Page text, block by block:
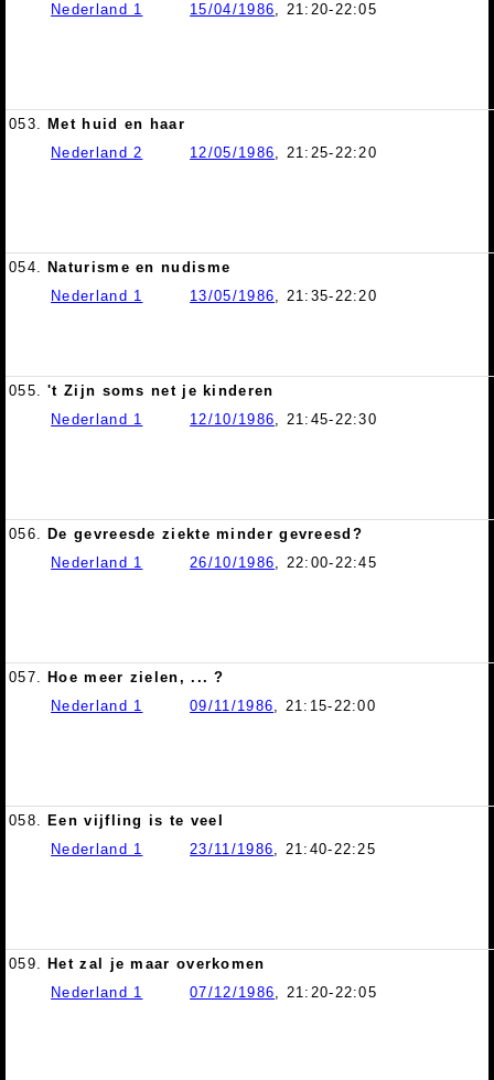
Nederland 1
15/04/1986, 21:20-22:05
053. Met huid en haar
Nederland 2
12/05/1986, 21:25-22:20
054. Naturisme en nudisme
Nederland 1
13/05/1986, 21:35-22:20
055. 't Zijn soms net je kinderen
Nederland 1
12/10/1986, 21:45-22:30
056. De gevreesde ziekte minder gevreesd?
Nederland 1
26/10/1986, 22:00-22:45
057. Hoe meer zielen, ... ?
Nederland 1
09/11/1986, 21:15-22:00
058. Een vijfling is te veel
Nederland 1
23/11/1986, 21:40-22:25
059. Het zal je maar overkomen
Nederland 1
07/12/1986, 21:20-22:05